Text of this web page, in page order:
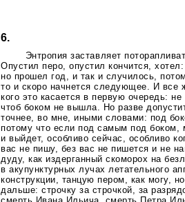
6.
Энтропия заставляет
Опустил перо, опустил кончится,
но прошел год, и так и случилось,
то и скоро начнется следующее. И все
кого это касается в первую очередь:
чтоб боком не вышла. Но разве
точнее, во мне, иными словами: под
потому что если под самым под боком,
и выйдет, особливо сейчас, особливо
вас не пишу, без вас не пишется и не
дуду, как издерганный скоморох на
в акупунктурных лучах летательного
конструкции, танцую пером, как могу,
дальше: строчку за строчкой, за